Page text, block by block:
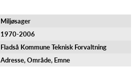
Miljøsager
1970-​2006
Fladså Kommune Teknisk Forvaltning
Adresse, Område, Emne